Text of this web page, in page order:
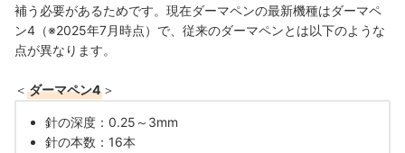
補う必要があるためです。現在ダーマペンの最新機種はダーマペ
ン4（※2025年7月時点）で、従来のダーマペンとは以下のような
点が異なります。
＜ ダーマペン4 ＞
針の深度：0.25～3mm
針の本数：16本